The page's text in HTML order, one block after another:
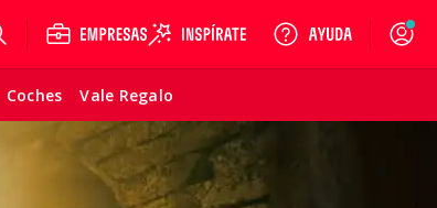
Coches Vale Regalo
Login